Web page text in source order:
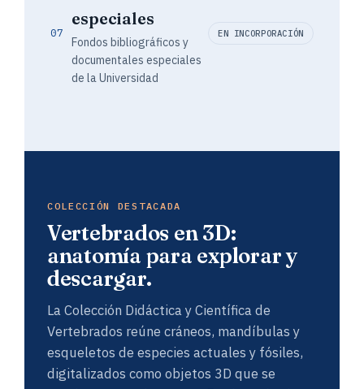
07
especiales
Fondos bibliográficos y
documentales especiales
de la Universidad
EN INCORPORACIÓN
COLECCIÓN DESTACADA
Vertebrados en 3D:
anatomía para explorar y
descargar.
La Colección Didáctica y Científica de
Vertebrados reúne cráneos, mandíbulas y
esqueletos de especies actuales y fósiles,
digitalizados como objetos 3D que se